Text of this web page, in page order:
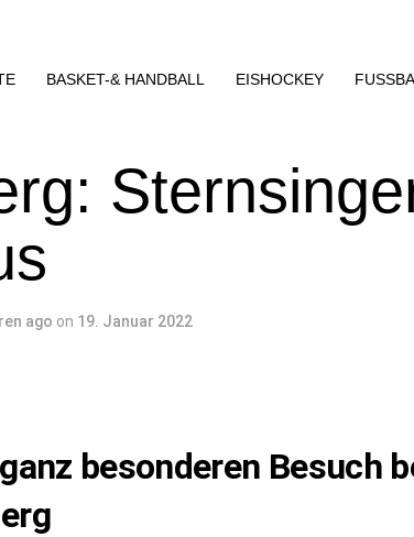
BASKET-& HANDBALL EISHOCKEY
ago on 19. Januar 2022
besonderen Besuch